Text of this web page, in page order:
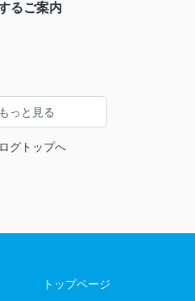
るご案内
もっと見る
グトップへ
トップページ